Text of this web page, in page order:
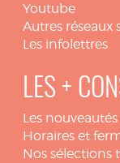
Youtube
Autres réseaux
Les infolettres
LES +
Les nouveautés
Horaires et
Nos sélections